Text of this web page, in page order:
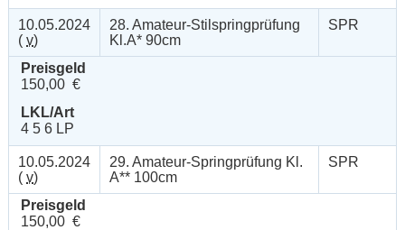
10.05.2024
( v)
28. Amateur-Stilspringprüfung
Kl.A* 90cm
SPR
Preisgeld
150,00 €
LKL/Art
4 5 6 LP
10.05.2024
( v)
29. Amateur-Springprüfung Kl.
A** 100cm
SPR
Preisgeld
150,00 €